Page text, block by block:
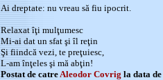
Ai dreptate: nu vreau să fiu ipocrit.
Relaxat îţi mulţumesc
Mi-ai dat un sfat şi îl reţin
Şi fiindcă vezi, te preţuiesc,
L-am înţeles şi mă abţin!
Postat de catreAleodor Covrig la data de